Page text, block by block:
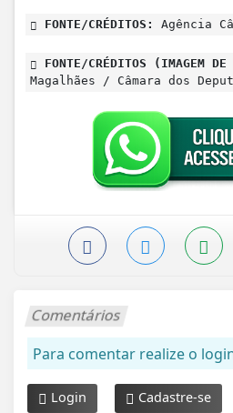
FONTE/CRÉDITOS: Agência
FONTE/CRÉDITOS (IMAGEM
Magalhães / Câmara dos
Comentários
Para comentar realize o
Login Cadastre-se